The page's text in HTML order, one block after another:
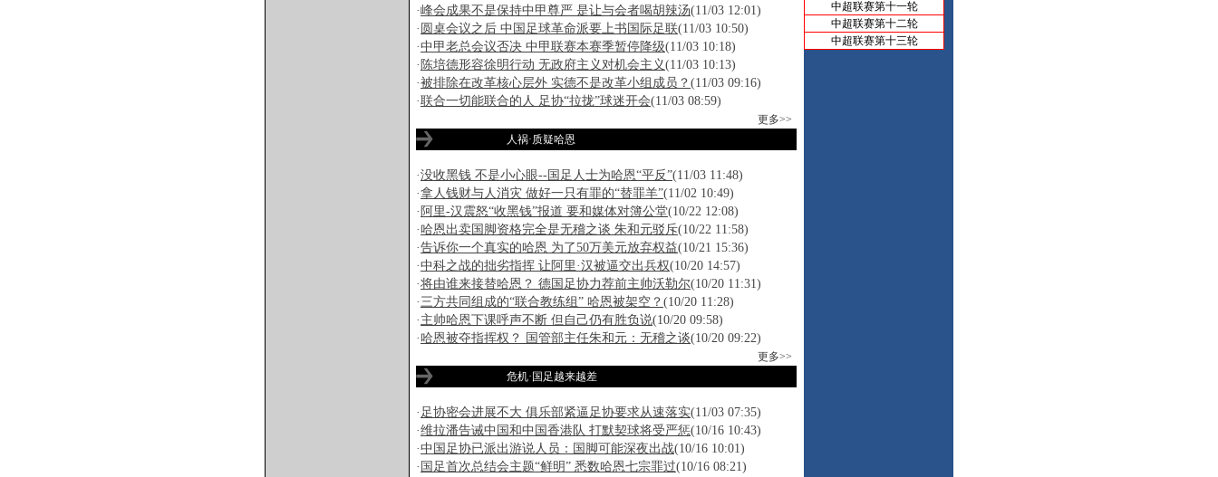
·峰会成果不是保持中甲尊严 是让与会者喝胡辣汤(11/03 12:01)
· 圆桌会议之后 中国足球革命派要上书国际足联(11/03 10:50)
·中甲老总会议否决 中甲联赛本赛季暂停降级(11/03 10:18)
· 陈培德形容徐明行动 无政府主义对机会主义(11/03 10:13)
·被排除在改革核心层外 实德不是改革小组成员？ (11/03 09:16)
·联合一切能联合的人 足协“拉拢”球迷开会(11/03 08:59)
更多>>
人祸·质疑哈恩
·没收黑钱 不是小心眼--国足人士为哈恩“平反”(11/03 11:48)
·拿人钱财与人消灾 做好一只有罪的“替罪羊”(11/02 10:49)
· 阿里-汉震怒“收黑钱”报道 要和媒体对簿公堂(10/22 12:08)
· 哈恩出卖国脚资格完全是无稽之谈 朱和元驳斥(10/22 11:58)
·告诉你一个真实的哈恩 为了50万美元放弃权益(10/21 15:36)
·中科之战的拙劣指挥 让阿里·汉被逼交出兵权(10/20 14:57)
·将由谁来接替哈恩？ 德国足协力荐前主帅沃勒尔(10/20 11:31)
·三方共同组成的“联合教练组” 哈恩被架空？ (10/20 11:28)
· 主帅哈恩下课呼声不断 但自己仍有胜负说(10/20 09:58)
· 哈恩被夺指挥权？ 国管部主任朱和元：无稽之谈(10/20 09:22)
更多>>
危机·国足越来越差
· 足协密会进展不大 俱乐部紧逼足协要求从速落实(11/03 07:35)
·维拉潘告诫中国和中国香港队 打默契球将受严惩(10/16 10:43)
·中国足协已派出游说人员：国脚可能深夜出战(10/16 10:01)
· 国足首次总结会主题“鲜明” 悉数哈恩七宗罪过(10/16 08:21)
中超联赛第十一轮
中超联赛第十二轮
中超联赛第十三轮